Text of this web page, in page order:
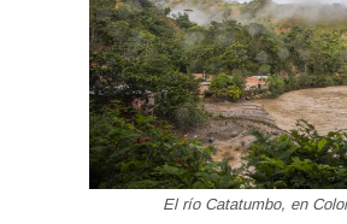
El río Catatumbo, en